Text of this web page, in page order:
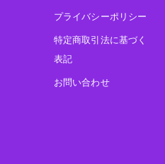
プライバシーポリシー
特定商取引法に基づく
表記
お問い合わせ